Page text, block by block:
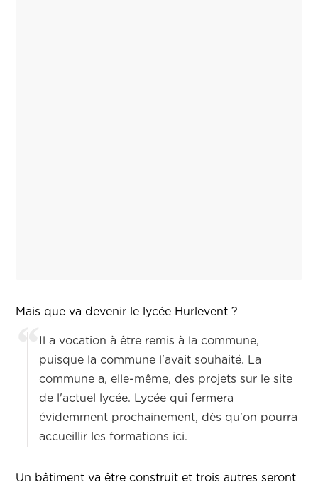
Mais que va devenir le lycée Hurlevent ?
Il a vocation à être remis à la commune,
puisque la commune l'avait souhaité. La
commune a, elle-même, des projets sur le site
de l'actuel lycée. Lycée qui fermera
évidemment prochainement, dès qu'on pourra
accueillir les formations ici.
Un bâtiment va être construit et trois autres seront